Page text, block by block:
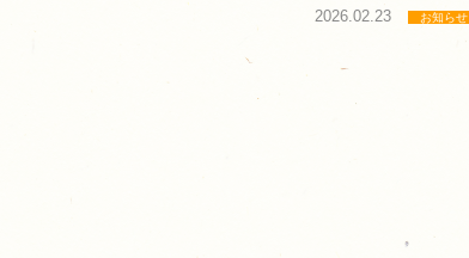
2026.02.23 お知らせ